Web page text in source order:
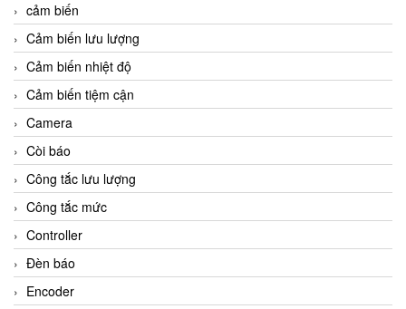
cảm biến
Cảm biến lưu lượng
Cảm biến nhiệt độ
Cảm biến tiệm cận
Camera
Còi báo
Công tắc lưu lượng
Công tắc mức
Controller
Đèn báo
Encoder